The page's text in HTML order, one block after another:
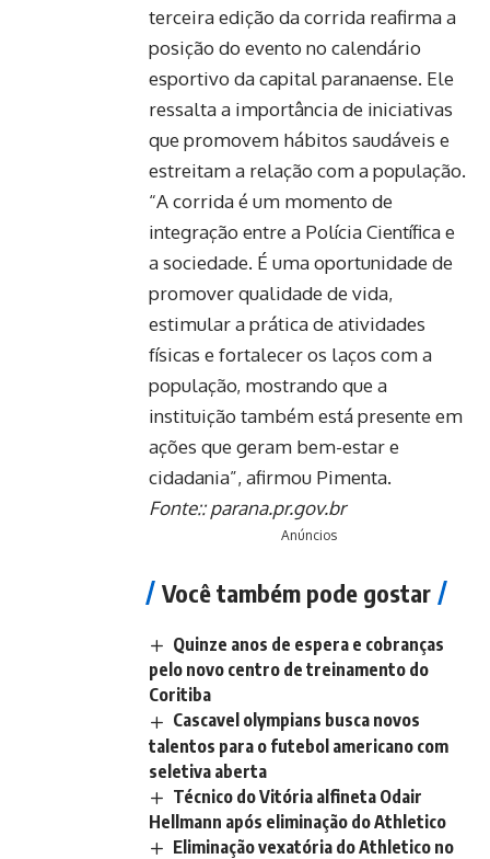
terceira edição da corrida reafirma a
posição do evento no calendário
esportivo da capital paranaense. Ele
ressalta a importância de iniciativas
que promovem hábitos saudáveis e
estreitam a relação com a população.
“A corrida é um momento de
integração entre a Polícia Científica e
a sociedade. É uma oportunidade de
promover qualidade de vida,
estimular a prática de atividades
físicas e fortalecer os laços com a
população, mostrando que a
instituição também está presente em
ações que geram bem-estar e
cidadania”, afirmou Pimenta.
Fonte::parana.pr.gov.br
Anúncios
Você também pode gostar
Quinze anos de espera e cobranças
pelo novo centro de treinamento do
Coritiba
Cascavel olympians busca novos
talentos para o futebol americano com
seletiva aberta
Técnico do Vitória alfineta Odair
Hellmann após eliminação do Athletico
Eliminação vexatória do Athletico no